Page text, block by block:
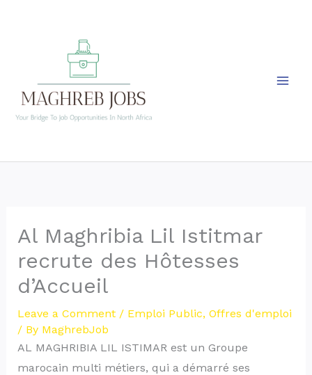
Al Maghribia Lil Istitmar
recrute des Hôtesses
d’Accueil
Leave a Comment / Emploi Public, Offres d'emploi
/ By MaghrebJob
AL MAGHRIBIA LIL ISTIMAR est un Groupe
marocain multi métiers, qui a démarré ses